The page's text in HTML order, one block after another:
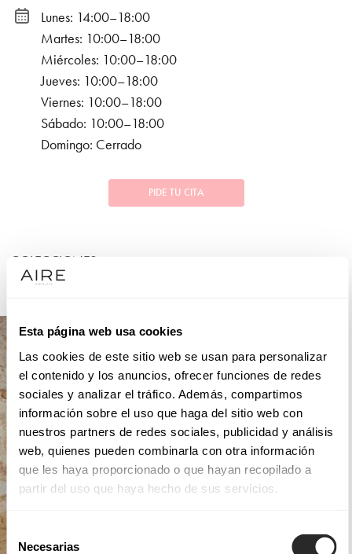
Esta página web usa cookies
Las cookies de este sitio web se usan para personalizar
el contenido y los anuncios, ofrecer funciones de redes
sociales y analizar el tráfico. Además, compartimos
información sobre el uso que haga del sitio web con
nuestros partners de redes sociales, publicidad y análisis
web, quienes pueden combinarla con otra información
que les haya proporcionado o que hayan recopilado a
partir del uso que haya hecho de sus servicios.
Selección
Necesarias
Lunes: 14:00–18:00
Martes: 10:00–18:00
Miércoles: 10:00–18:00
Jueves: 10:00–18:00
Viernes: 10:00–18:00
Sábado: 10:00–18:00
Domingo: Cerrado
PIDE TU CITA
COLECCIONES